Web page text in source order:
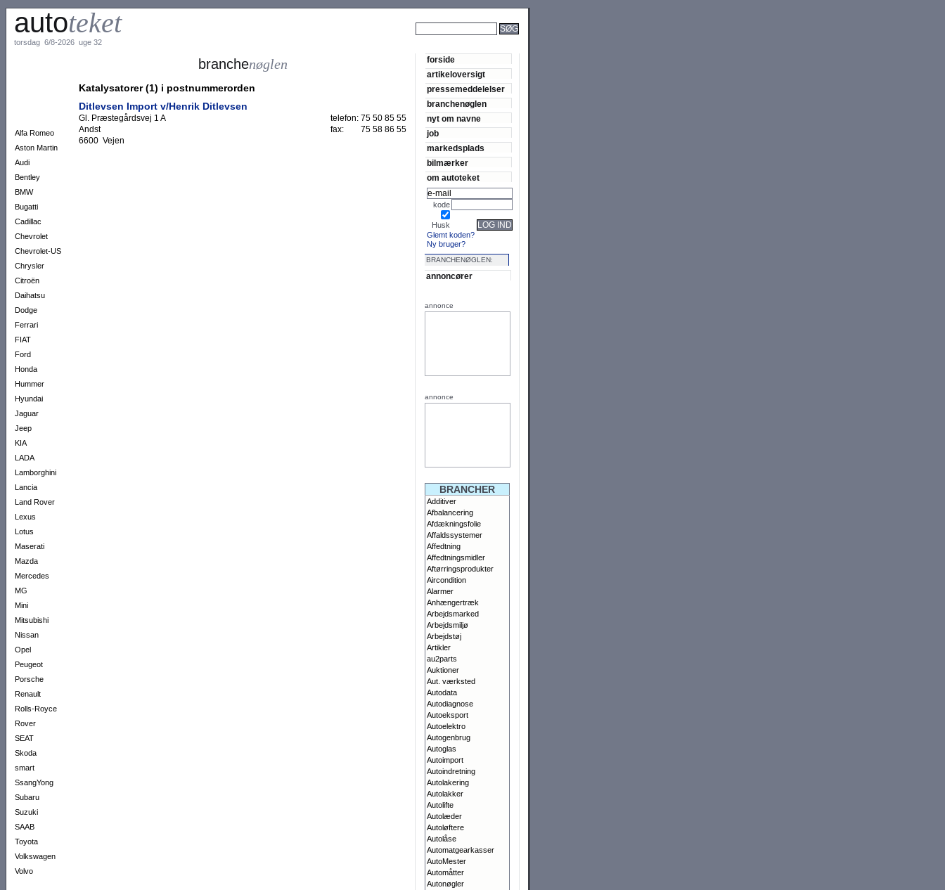
autoteket SØG
torsdag 6/8-2026 uge 32
Alfa Romeo
Aston Martin
Audi
Bentley
BMW
Bugatti
Cadillac
Chevrolet
Chevrolet-US
Chrysler
Citroën
Daihatsu
Dodge
Ferrari
FIAT
Ford
Honda
Hummer
Hyundai
Jaguar
Jeep
KIA
LADA
Lamborghini
Lancia
Land Rover
Lexus
Lotus
Maserati
Mazda
Mercedes
MG
Mini
Mitsubishi
Nissan
Opel
Peugeot
Porsche
Renault
Rolls-Royce
Rover
SEAT
Skoda
smart
SsangYong
Subaru
Suzuki
SAAB
Toyota
Volkswagen
Volvo
branchenøglen
Katalysatorer (1) i postnummerorden
Ditlevsen Import v/Henrik Ditlevsen
Gl. Præstegårdsvej 1 A
Andst
6600 Vejen
telefon: 75 50 85 55
fax:
75 58 86 55
forside
artikeloversigt
pressemeddelelser
branchenøglen
nyt om navne
job
markedsplads
bilmærker
om autoteket
kode
Husk LOG IND
Glemt koden?
Ny bruger?
BRANCHENØGLEN:
annoncører
annonce
annonce
BRANCHER
Additiver
Afbalancering
Afdækningsfolie
Affaldssystemer
Affedtning
Affedtningsmidler
Aftørringsprodukter
Aircondition
Alarmer
Anhængertræk
Arbejdsmarked
Arbejdsmiljø
Arbejdstøj
Artikler
au2parts
Auktioner
Aut. værksted
Autodata
Autodiagnose
Autoeksport
Autoelektro
Autogenbrug
Autoglas
Autoimport
Autoindretning
Autolakering
Autolakker
Autolifte
Autolæder
Autoløftere
Autolåse
Automatgearkasser
AutoMester
Automåtter
Autonøgler